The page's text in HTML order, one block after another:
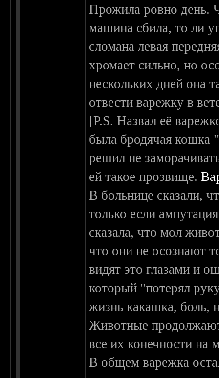
Прожила ровно день.
машина сбила, то ли
сломана левая
хромает сильно, но
нескольких дней она
отвести варежку в
[P.S. Назвал её
была бродячая кошка
решил не
ей такое прозвище.
В больнице сказали,
только если
сказала, что мол
что они не осознают
видят это глазами и
который "потерял
жизнь какашка, боль,
Животные
все их конечности на
В общем варежка